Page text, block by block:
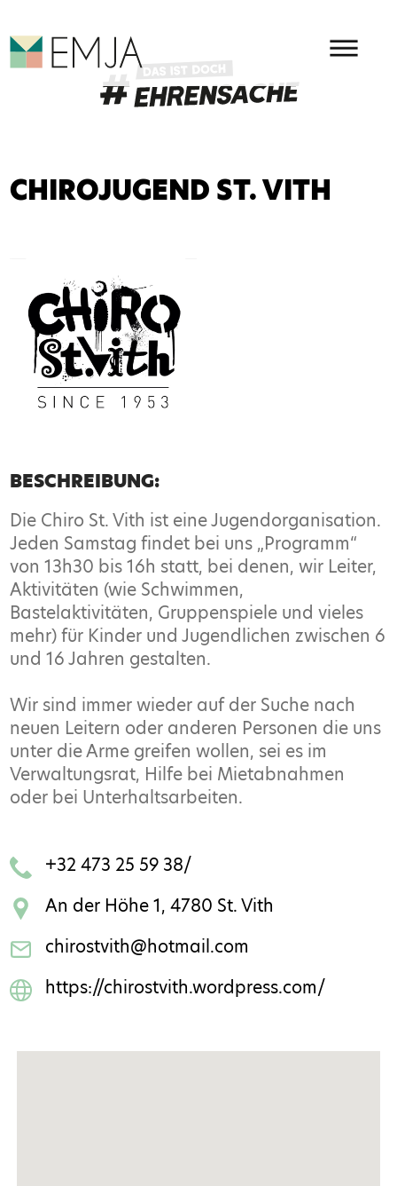
HAUPMENÜ
EMJA - EHRENAMT IN
CHIROJUGEND ST. VITH
BESCHREIBUNG:
Die Chiro St. Vith ist eine Jugendorganisation.
Jeden Samstag findet bei uns „Programm“
von 13h30 bis 16h statt, bei denen, wir Leiter,
Aktivitäten (wie Schwimmen,
Bastelaktivitäten, Gruppenspiele und vieles
mehr) für Kinder und Jugendlichen zwischen 6
und 16 Jahren gestalten.
Wir sind immer wieder auf der Suche nach
neuen Leitern oder anderen Personen die uns
unter die Arme greifen wollen, sei es im
Verwaltungsrat, Hilfe bei Mietabnahmen
oder bei Unterhaltsarbeiten.
+32 473 25 59 38/
An der Höhe 1, 4780 St. Vith
chirostvith@hotmail.com
https://chirostvith.wordpress.com/